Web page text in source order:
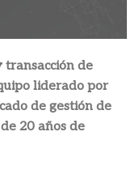
transacción de
liderado por
de gestión de
20 años de